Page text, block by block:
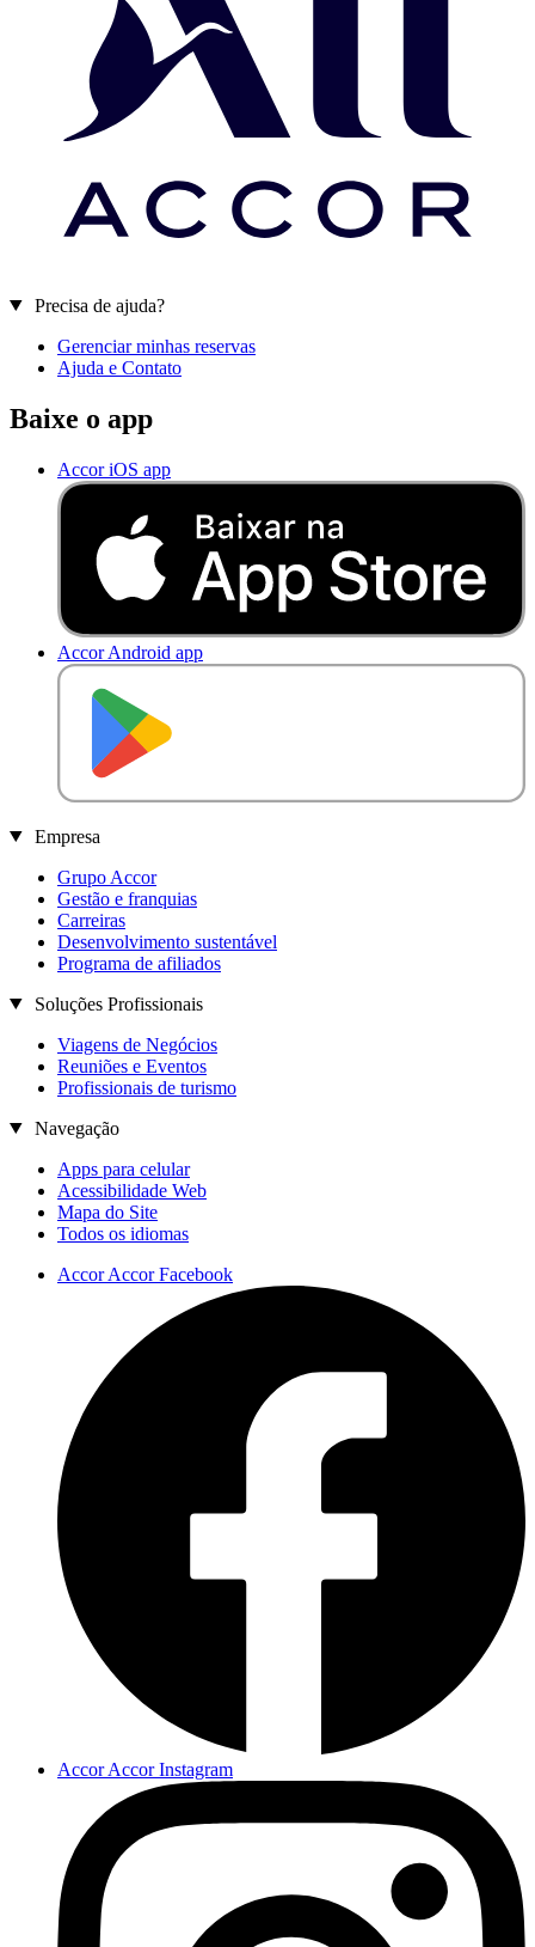
Precisa de ajuda?
Gerenciar minhas reservas
Ajuda e Contato
Baixe o app
Accor iOS app
Accor Android app
Empresa
Grupo Accor
Gestão e franquias
Carreiras
Desenvolvimento sustentável
Programa de afiliados
Soluções Profissionais
Viagens de Negócios
Reuniões e Eventos
Profissionais de turismo
Navegação
Apps para celular
Acessibilidade Web
Mapa do Site
Todos os idiomas
Accor Accor Facebook
Accor Accor Instagram